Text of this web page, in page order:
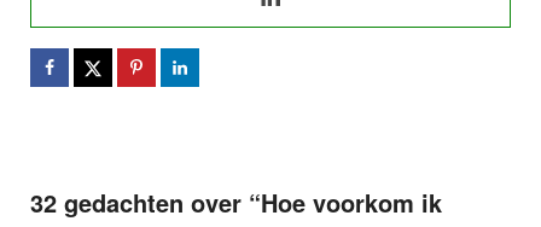
32 gedachten over “Hoe voorkom ik